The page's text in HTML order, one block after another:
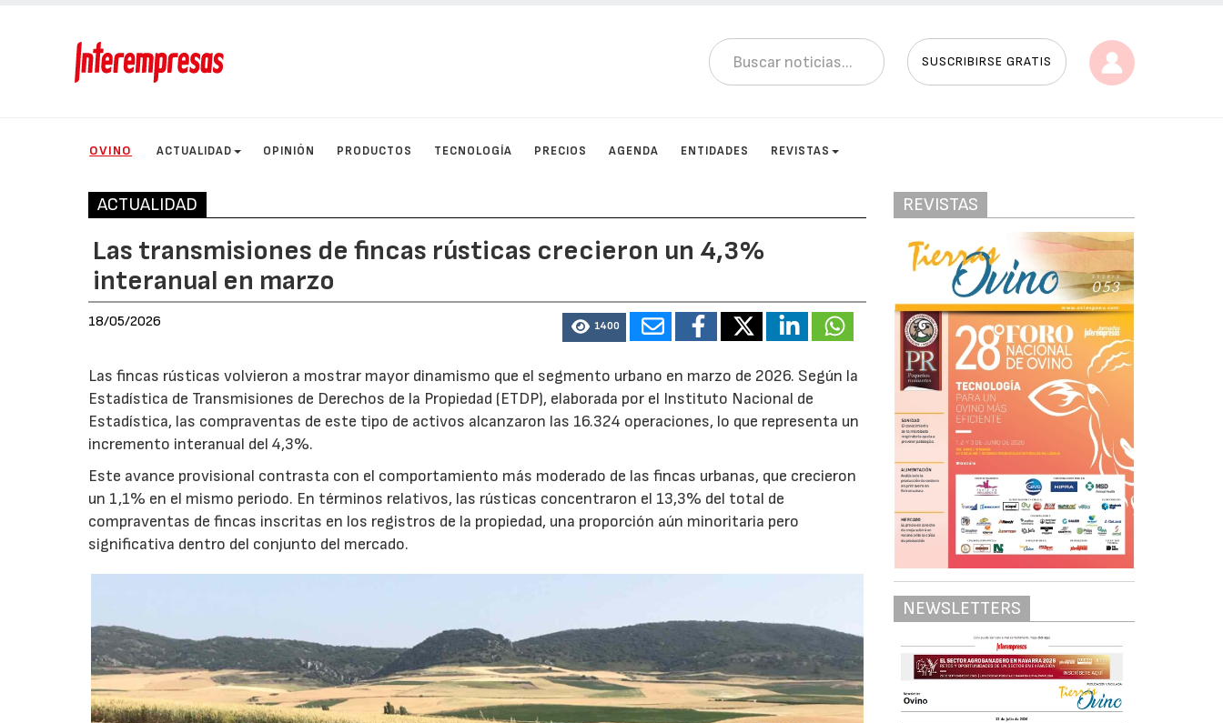
SUSCRIBIRSE GRATIS
OVINO ACTUALIDAD OPINIÓN PRODUCTOS TECNOLOGÍA PRECIOS AGENDA ENTIDADES REVISTAS
ACTUALIDAD
Las transmisiones de fincas rústicas crecieron un 4,3%
interanual en marzo
18/05/2026 1400
Las fincas rústicas volvieron a mostrar mayor dinamismo que el segmento urbano en marzo de 2026. Según la
Estadística de Transmisiones de Derechos de la Propiedad (ETDP), elaborada por el Instituto Nacional de
Estadística, las compraventas de este tipo de activos alcanzaron las 16.324 operaciones, lo que representa un
incremento interanual del 4,3%.
Este avance provisional contrasta con el comportamiento más moderado de las fincas urbanas, que crecieron
un 1,1% en el mismo periodo. En términos relativos, las rústicas concentraron el 13,3% del total de
compraventas de fincas inscritas en los registros de la propiedad, una proporción aún minoritaria pero
significativa dentro del conjunto del mercado.
REVISTAS
NEWSLETTERS